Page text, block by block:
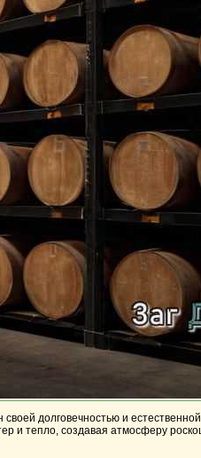
долговечностью и
и тепло, создавая атмосферу